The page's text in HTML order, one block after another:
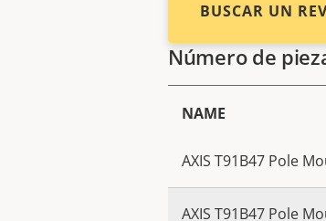
BUSCAR UN
Número de
NAME
AXIS T91B47 Pole
AXIS T91B47 Pole